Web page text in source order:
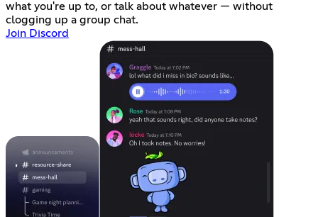
what you're up to, or talk about whatever — without
clogging up a group chat.
Join Discord